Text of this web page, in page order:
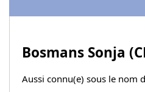
Bosmans Sonja (
Aussi connu(e) sous le nom